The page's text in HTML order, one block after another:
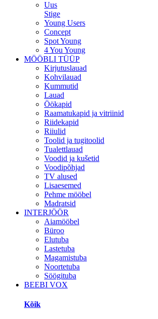
Uus
Stige
Young Users
Concept
Spot Young
4 You Young
MÖÖBLI TÜÜP
Kirjutuslauad
Kohvilauad
Kummutid
Lauad
Öökapid
Raamatukapid ja vitriinid
Riidekapid
Riiulid
Toolid ja tugitoolid
Tualettlauad
Voodid ja kušetid
Voodipõhjad
TV alused
Lisaesemed
Pehme mööbel
Madratsid
INTERJÖÖR
Aiamööbel
Büroo
Elutuba
Lastetuba
Magamistuba
Noortetuba
Söögituba
BEEBI VOX
Kõik